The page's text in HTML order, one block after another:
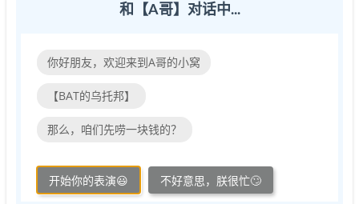
和【A哥】对话中...
你好朋友，欢迎来到A哥的小窝
【BAT的乌托邦】
那么，咱们先唠一块钱的？
开始你的表演😃 不好意思，朕很忙🙄